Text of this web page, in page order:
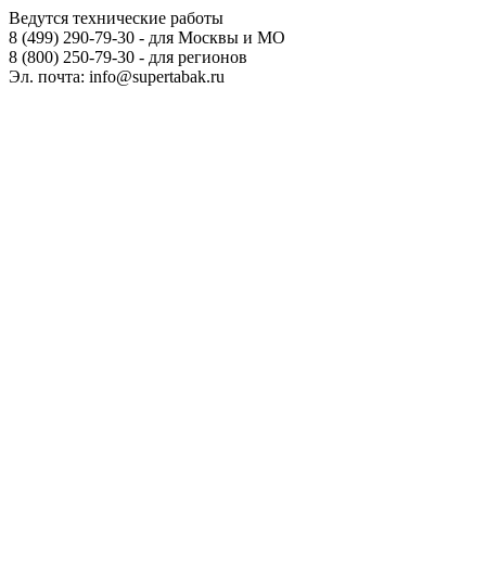
Ведутся технические работы
8 (499) 290-79-30 - для Москвы и МО
8 (800) 250-79-30 - для регионов
Эл. почта: info@supertabak.ru